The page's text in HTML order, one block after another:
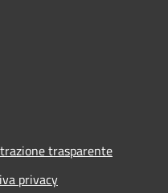
trasparente
privacy